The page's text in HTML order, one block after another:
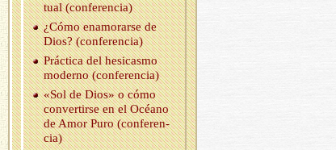
tual (con­fe­ren­cia)
¿Cómo enamo­rar­se de
Dios? (con­fe­ren­cia)
Prác­ti­ca del he­si­cas­mo
mo­derno (con­fe­ren­cia)
«Sol de Dios» o cómo
con­ver­tir­se en el Océano
de Amor Puro (con­fe­ren­
cia)